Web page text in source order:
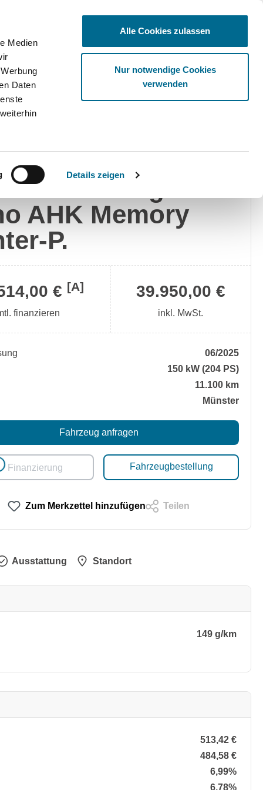
Medien
Daten
Details zeigen
Alle Cookies zulassen
Nur notwendige Cookies
verwenden
Benz
T AMG Night
AHK Memory
P.
39.950,00 €
inkl. MwSt.
€ [A]
finanzieren
06/2025
150 kW (204 PS)
11.100 km
Münster
Fahrzeug anfragen
Finanzierung Fahrzeugbestellung
Zum Merkzettel hinzufügen Teilen
Ausstattung Standort
149 g/km
513,42 €
484,58 €
6,99%
6,78%